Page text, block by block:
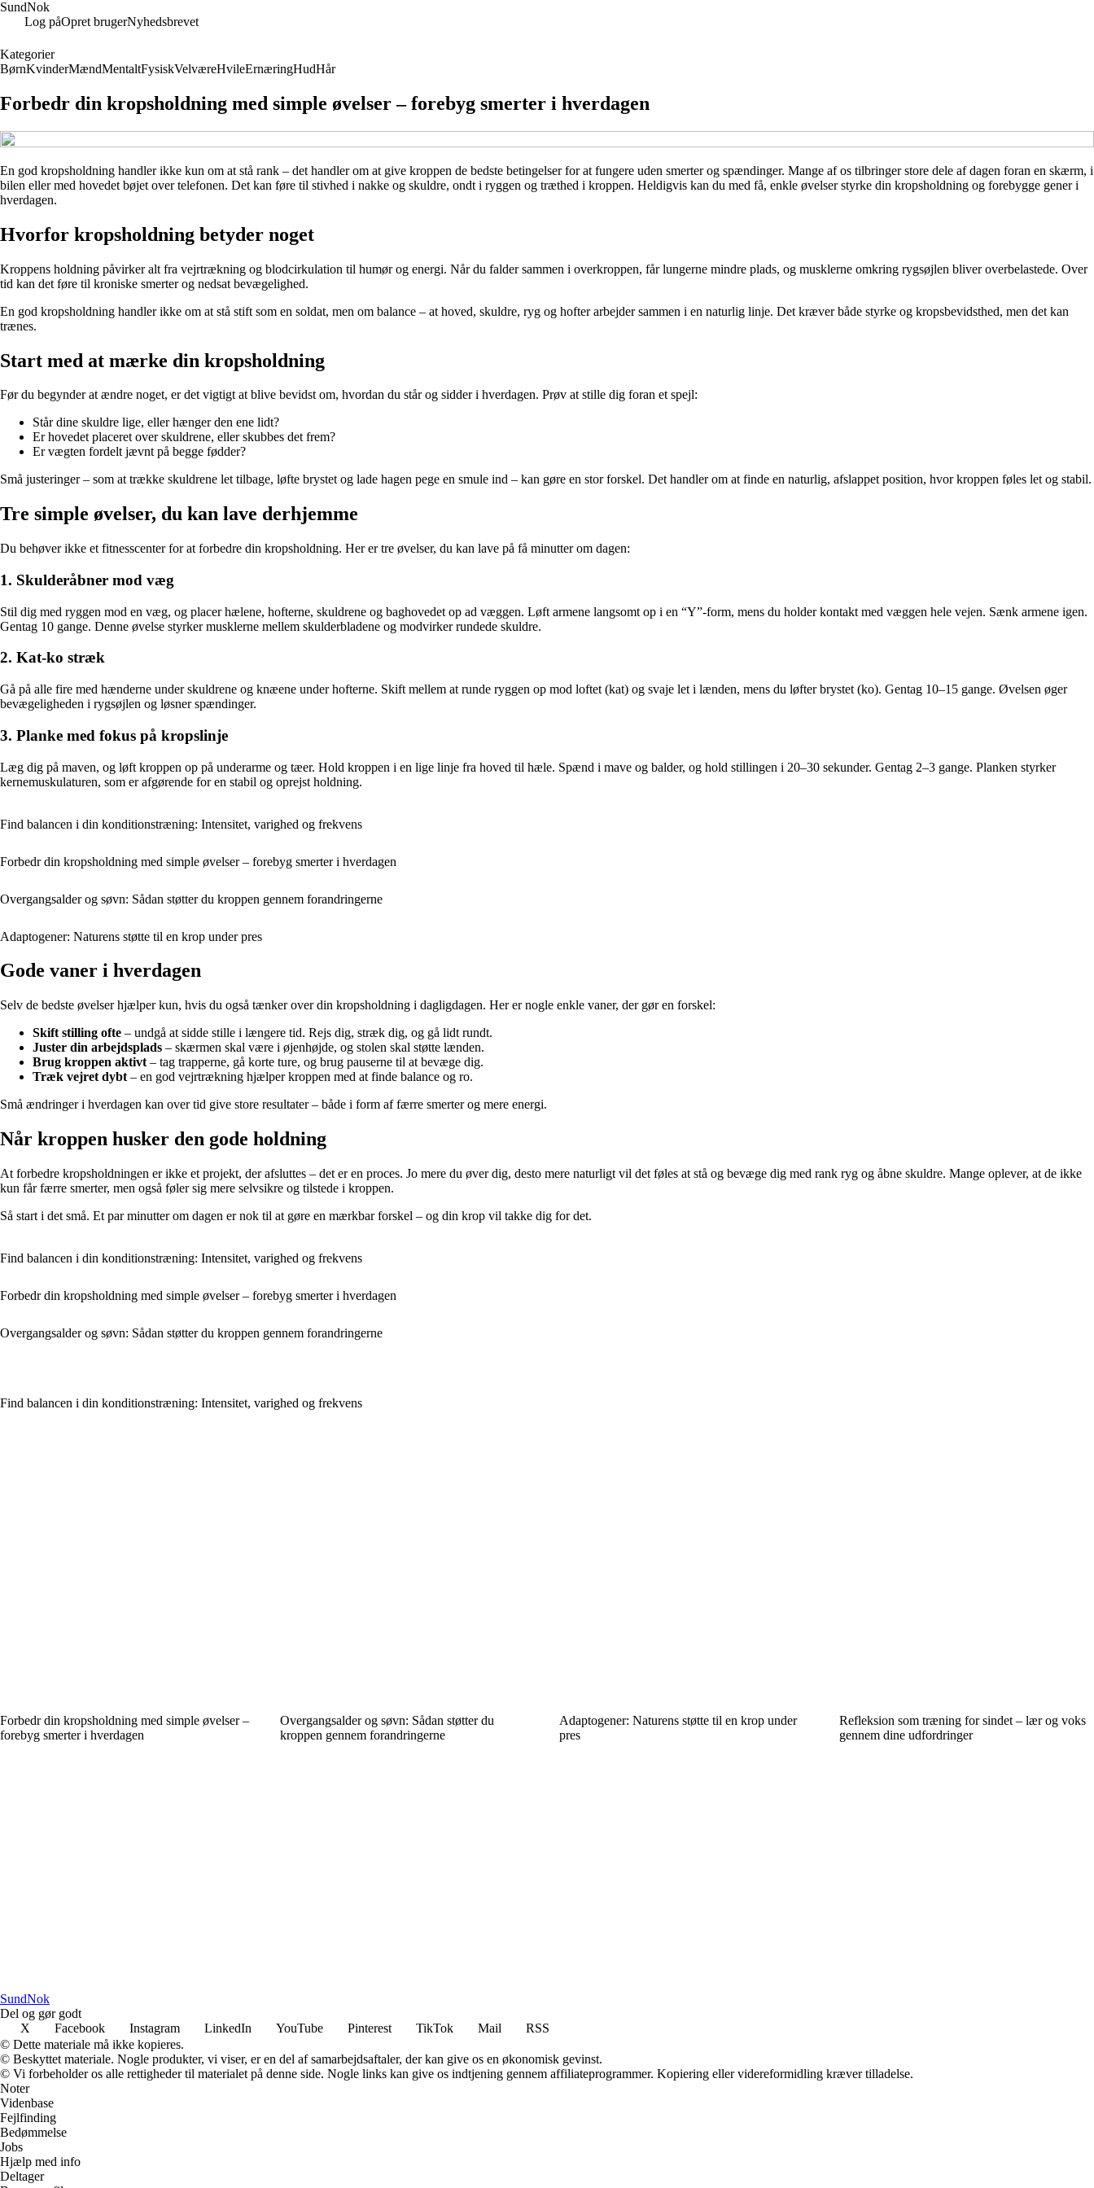
SundNok
Log påOpret brugerNyhedsbrevet
Kategorier
BørnKvinderMændMentaltFysiskVelværeHvileErnæringHudHår
Forbedr din kropsholdning med simple øvelser – forebyg smerter i hverdagen
En god kropsholdning handler ikke kun om at stå rank – det handler om at give kroppen de bedste betingelser for at fungere uden smerter og spændinger. Mange af os tilbringer store dele af dagen foran en skærm, i
bilen eller med hovedet bøjet over telefonen. Det kan føre til stivhed i nakke og skuldre, ondt i ryggen og træthed i kroppen. Heldigvis kan du med få, enkle øvelser styrke din kropsholdning og forebygge gener i
hverdagen.
Hvorfor kropsholdning betyder noget
Kroppens holdning påvirker alt fra vejrtrækning og blodcirkulation til humør og energi. Når du falder sammen i overkroppen, får lungerne mindre plads, og musklerne omkring rygsøjlen bliver overbelastede. Over
tid kan det føre til kroniske smerter og nedsat bevægelighed.
En god kropsholdning handler ikke om at stå stift som en soldat, men om balance – at hoved, skuldre, ryg og hofter arbejder sammen i en naturlig linje. Det kræver både styrke og kropsbevidsthed, men det kan
trænes.
Start med at mærke din kropsholdning
Før du begynder at ændre noget, er det vigtigt at blive bevidst om, hvordan du står og sidder i hverdagen. Prøv at stille dig foran et spejl:
Står dine skuldre lige, eller hænger den ene lidt?
Er hovedet placeret over skuldrene, eller skubbes det frem?
Er vægten fordelt jævnt på begge fødder?
Små justeringer – som at trække skuldrene let tilbage, løfte brystet og lade hagen pege en smule ind – kan gøre en stor forskel. Det handler om at finde en naturlig, afslappet position, hvor kroppen føles let og stabil.
Tre simple øvelser, du kan lave derhjemme
Du behøver ikke et fitnesscenter for at forbedre din kropsholdning. Her er tre øvelser, du kan lave på få minutter om dagen:
1. Skulderåbner mod væg
Stil dig med ryggen mod en væg, og placer hælene, hofterne, skuldrene og baghovedet op ad væggen. Løft armene langsomt op i en “Y”-form, mens du holder kontakt med væggen hele vejen. Sænk armene igen.
Gentag 10 gange. Denne øvelse styrker musklerne mellem skulderbladene og modvirker rundede skuldre.
2. Kat-ko stræk
Gå på alle fire med hænderne under skuldrene og knæene under hofterne. Skift mellem at runde ryggen op mod loftet (kat) og svaje let i lænden, mens du løfter brystet (ko). Gentag 10–15 gange. Øvelsen øger
bevægeligheden i rygsøjlen og løsner spændinger.
3. Planke med fokus på kropslinje
Læg dig på maven, og løft kroppen op på underarme og tæer. Hold kroppen i en lige linje fra hoved til hæle. Spænd i mave og balder, og hold stillingen i 20–30 sekunder. Gentag 2–3 gange. Planken styrker
kernemuskulaturen, som er afgørende for en stabil og oprejst holdning.
Find balancen i din konditionstræning: Intensitet, varighed og frekvens
Forbedr din kropsholdning med simple øvelser – forebyg smerter i hverdagen
Overgangsalder og søvn: Sådan støtter du kroppen gennem forandringerne
Adaptogener: Naturens støtte til en krop under pres
Gode vaner i hverdagen
Selv de bedste øvelser hjælper kun, hvis du også tænker over din kropsholdning i dagligdagen. Her er nogle enkle vaner, der gør en forskel:
Skift stilling ofte – undgå at sidde stille i længere tid. Rejs dig, stræk dig, og gå lidt rundt.
Juster din arbejdsplads – skærmen skal være i øjenhøjde, og stolen skal støtte lænden.
Brug kroppen aktivt – tag trapperne, gå korte ture, og brug pauserne til at bevæge dig.
Træk vejret dybt – en god vejrtrækning hjælper kroppen med at finde balance og ro.
Små ændringer i hverdagen kan over tid give store resultater – både i form af færre smerter og mere energi.
Når kroppen husker den gode holdning
At forbedre kropsholdningen er ikke et projekt, der afsluttes – det er en proces. Jo mere du øver dig, desto mere naturligt vil det føles at stå og bevæge dig med rank ryg og åbne skuldre. Mange oplever, at de ikke
kun får færre smerter, men også føler sig mere selvsikre og tilstede i kroppen.
Så start i det små. Et par minutter om dagen er nok til at gøre en mærkbar forskel – og din krop vil takke dig for det.
Find balancen i din konditionstræning: Intensitet, varighed og frekvens
Forbedr din kropsholdning med simple øvelser – forebyg smerter i hverdagen
Overgangsalder og søvn: Sådan støtter du kroppen gennem forandringerne
Find balancen i din konditionstræning: Intensitet, varighed og frekvens
Forbedr din kropsholdning med simple øvelser –
forebyg smerter i hverdagen
Overgangsalder og søvn: Sådan støtter du
kroppen gennem forandringerne
Adaptogener: Naturens støtte til en krop under
pres
Refleksion som træning for sindet – lær og voks
gennem dine udfordringer
SundNok
Del og gør godt
X
Facebook Instagram LinkedIn YouTube Pinterest TikTok Mail
RSS
© Dette materiale må ikke kopieres.
© Beskyttet materiale. Nogle produkter, vi viser, er en del af samarbejdsaftaler, der kan give os en økonomisk gevinst.
© Vi forbeholder os alle rettigheder til materialet på denne side. Nogle links kan give os indtjening gennem affiliateprogrammer. Kopiering eller videreformidling kræver tilladelse.
Noter
Videnbase
Fejlfinding
Bedømmelse
Jobs
Hjælp med info
Deltager